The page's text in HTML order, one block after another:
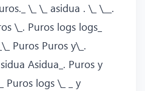
\_ \_ asidua . \_ \__.
\_. Puros logs logs_
Puros Puros y\_.
Asidua_. Puros y
Puros logs \_ _ y